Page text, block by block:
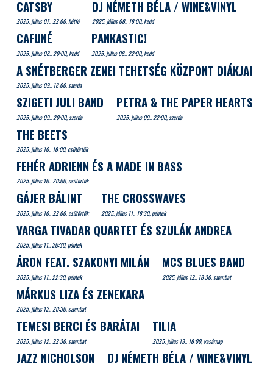
CATSBY
2025. július 07.. 22:00, hétfő
DJ NÉMETH BÉLA / WINE&VINYL
2025. július 08.. 18:00, kedd
CAFUNÉ
2025. július 08.. 20:00, kedd
PANKASTIC!
2025. július 08.. 22:00, kedd
A SNÉTBERGER ZENEI TEHETSÉG KÖZPONT DIÁKJAI
2025. július 09.. 18:00, szerda
SZIGETI JULI BAND
2025. július 09.. 20:00, szerda
PETRA & THE PAPER HEARTS
2025. július 09.. 22:00, szerda
THE BEETS
2025. július 10.. 18:00, csütörtök
FEHÉR ADRIENN ÉS A MADE IN BASS
2025. július 10.. 20:00, csütörtök
GÁJER BÁLINT
2025. július 10.. 22:00, csütörtök
THE CROSSWAVES
2025. július 11.. 18:30, péntek
VARGA TIVADAR QUARTET ÉS SZULÁK ANDREA
2025. július 11.. 20:30, péntek
ÁRON FEAT. SZAKONYI MILÁN
2025. július 11.. 22:30, péntek
MCS BLUES BAND
2025. július 12.. 18:30, szombat
MÁRKUS LIZA ÉS ZENEKARA
2025. július 12.. 20:30, szombat
TEMESI BERCI ÉS BARÁTAI
2025. július 12.. 22:30, szombat
TILIA
2025. július 13.. 18:00, vasárnap
JAZZ NICHOLSON DJ NÉMETH BÉLA / WINE&VINYL